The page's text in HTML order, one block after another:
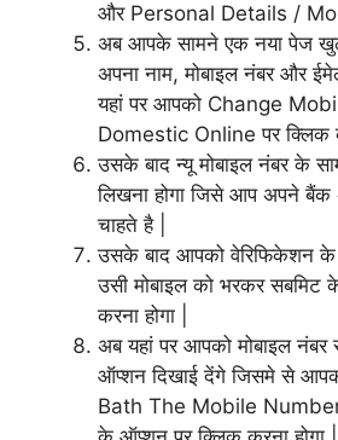
और Personal Details /
अब आपके सामने एक नया पेज
अपना नाम, मोबाइल नंबर और
यहां पर आपको Change
Domestic Online पर क्लिक
उसके बाद न्यू मोबाइल नंबर के
लिखना होगा जिसे आप अपने
चाहते है |
उसके बाद आपको वेरिफिकेशन के
उसी मोबाइल को भरकर
करना होगा |
अब यहां पर आपको मोबाइल
ऑप्शन दिखाई देंगे जिसमे से
Bath The Mobile Number